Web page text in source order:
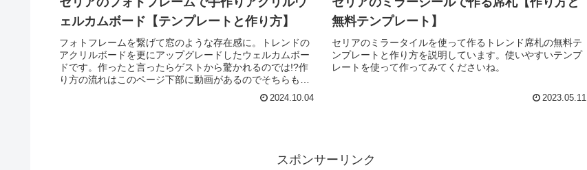
ェルカムボード【テンプレートと作り方】
フォトフレームを繋げて窓のような存在感に。トレンドの
アクリルボードを更にアップグレードしたウェルカムボー
ドです。作ったと言ったらゲストから驚かれるのでは!?作
り方の流れはこのページ下部に動画があるのでそちらも参
2024.10.04
無料テンプレート】
セリアのミラータイルを使って作るトレンド席札の無料テ
ンプレートと作り方を説明しています。使いやすいテンプ
レートを使って作ってみてくださいね。
2023.05.11
スポンサーリンク